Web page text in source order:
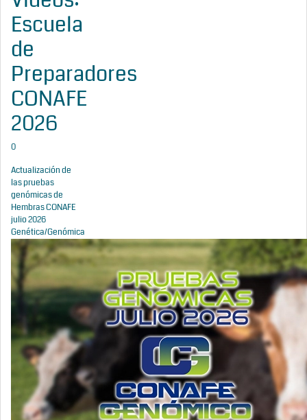
Escuela
de
Preparadores
CONAFE
2026
0
Actualización de
las pruebas
genómicas de
Hembras CONAFE
julio 2026
Genética/Genómica